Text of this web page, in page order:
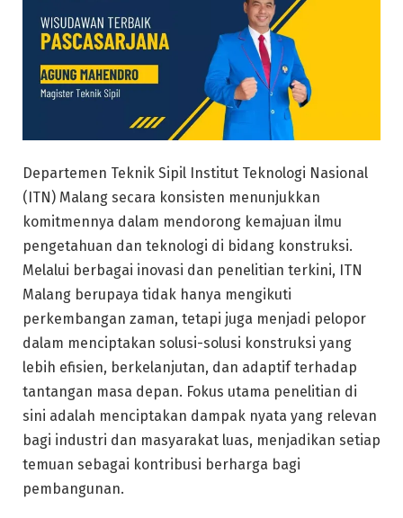
Departemen Teknik Sipil Institut Teknologi Nasional
(ITN) Malang secara konsisten menunjukkan
komitmennya dalam mendorong kemajuan ilmu
pengetahuan dan teknologi di bidang konstruksi.
Melalui berbagai inovasi dan penelitian terkini, ITN
Malang berupaya tidak hanya mengikuti
perkembangan zaman, tetapi juga menjadi pelopor
dalam menciptakan solusi-solusi konstruksi yang
lebih efisien, berkelanjutan, dan adaptif terhadap
tantangan masa depan. Fokus utama penelitian di
sini adalah menciptakan dampak nyata yang relevan
bagi industri dan masyarakat luas, menjadikan setiap
temuan sebagai kontribusi berharga bagi
pembangunan.